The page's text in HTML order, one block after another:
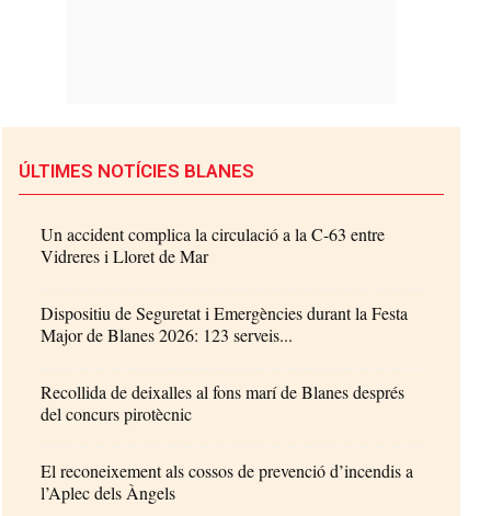
ÚLTIMES NOTÍCIES BLANES
Un accident complica la circulació a la C-63 entre
Vidreres i Lloret de Mar
Dispositiu de Seguretat i Emergències durant la Festa
Major de Blanes 2026: 123 serveis...
Recollida de deixalles al fons marí de Blanes després
del concurs pirotècnic
El reconeixement als cossos de prevenció d’incendis a
l’Aplec dels Àngels